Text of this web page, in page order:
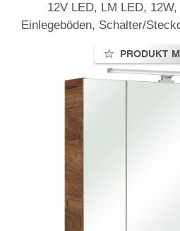
12V LED, LM LED,
Einlegeböden, Schalter/
PRODUKT